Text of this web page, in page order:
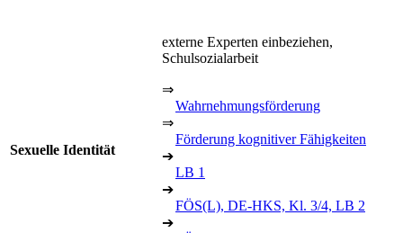
Sexuelle Identität
externe Experten einbeziehen,
Schulsozialarbeit
⇒
Wahrnehmungsförderung
⇒
Förderung kognitiver Fähigkeiten
➔
LB 1
➔
FÖS(L), DE-HKS, Kl. 3/4, LB 2
➔